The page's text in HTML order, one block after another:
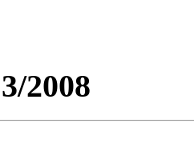
2008